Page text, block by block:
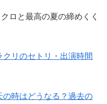
ロと最高の夏の締めくく
リのセトリ・出演時間
時はどうなる？過去の